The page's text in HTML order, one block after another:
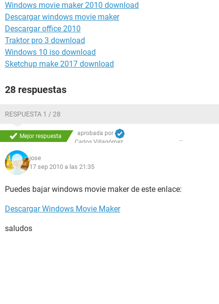
Windows movie maker 2010 download
Descargar windows movie maker
Descargar office 2010
Traktor pro 3 download
Windows 10 iso download
Sketchup make 2017 download
28 respuestas
RESPUESTA 1 / 28
Mejor respuesta
aprobada por
Carlos Villagómez
jose
17 sep 2010 a las 21:35
Puedes bajar windows movie maker de este enlace:
Descargar Windows Movie Maker
saludos